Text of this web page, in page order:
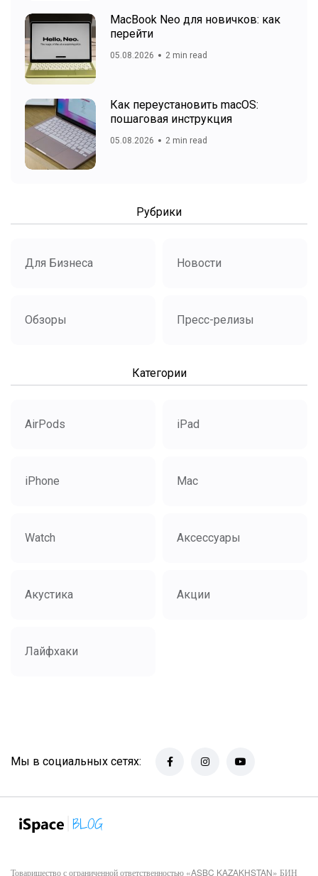
MacBook Neo для новичков: как
перейти
05.08.2026 2 min read
Как переустановить macOS:
пошаговая инструкция
05.08.2026 2 min read
Рубрики
Для Бизнеса Новости
Обзоры Пресс-релизы
Категории
AirPods iPad
iPhone Mac
Watch Аксессуары
Акустика Акции
Лайфхаки
Мы в социальных сетях:
Товарищество с ограниченной ответственностью «ASBC KAZAKHSTAN» БИН